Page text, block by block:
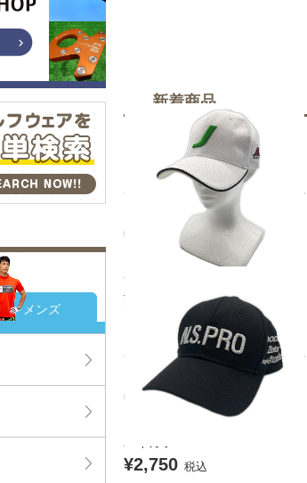
メンズ
新着商品
中古 キャップ フリー 白 ホワイ
ト ｊBEAM 立体刺しゅうロゴ
サイドワッペン シンプル
¥2,750 税込
中古 キャップ フリー 黒 ブラッ
ク N.S.PRO 立体シルバーロゴ
バイカラー
¥2,750 税込